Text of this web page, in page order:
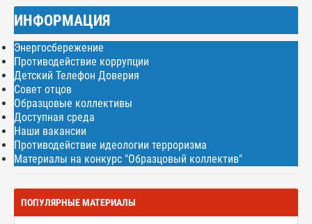
ИНФОРМАЦИЯ
Энергосбережение
Противодействие коррупции
Детский Телефон Доверия
Совет отцов
Образцовые коллективы
Доступная среда
Наши вакансии
Противодействие идеологии терроризма
Материалы на конкурс "Образцовый коллектив"
ПОПУЛЯРНЫЕ МАТЕРИАЛЫ